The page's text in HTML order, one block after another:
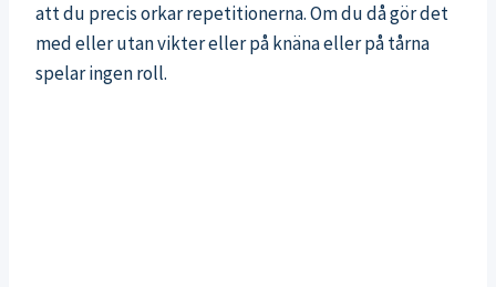
att du precis orkar repetitionerna. Om du då gör det
med eller utan vikter eller på knäna eller på tårna
spelar ingen roll.